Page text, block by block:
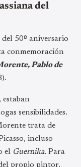
del
50º aniversario
conmemoración
Pablo de
estaban
sensibilidades.
trata de
incluso
el Guernika. Para
propio pintor,